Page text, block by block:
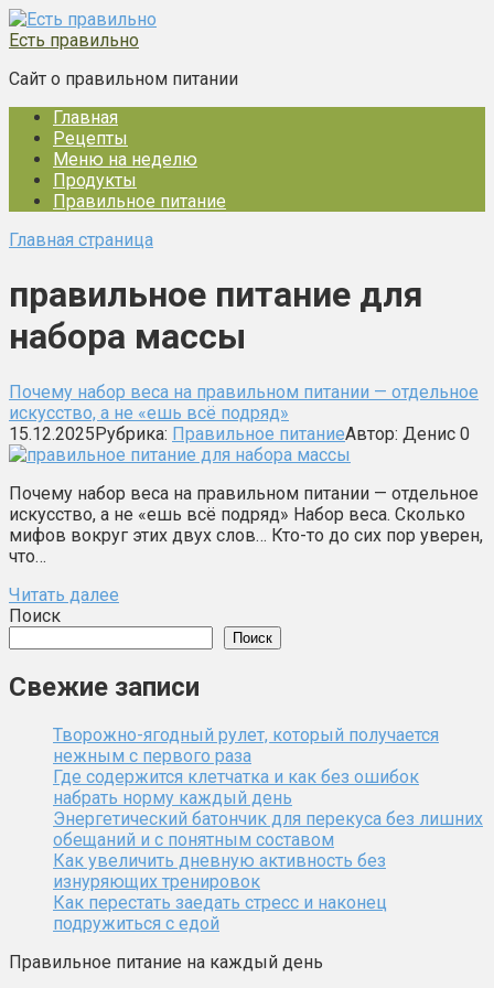
Перейти
к
Есть правильно
Сайт о правильном питании
Главная
Рецепты
Меню на неделю
Продукты
Правильное питание
Главная страница
правильное питание для
набора массы
Почему набор веса на правильном питании — отдельное
искусство, а не «ешь всё подряд»
15.12.2025Рубрика: Правильное питаниеАвтор: Денис 0
Почему набор веса на правильном питании — отдельное
искусство, а не «ешь всё подряд» Набор веса. Сколько
мифов вокруг этих двух слов… Кто-то до сих пор уверен,
что…
Читать далее
Поиск
Поиск
Свежие записи
Творожно-ягодный рулет, который получается
нежным с первого раза
Где содержится клетчатка и как без ошибок
набрать норму каждый день
Энергетический батончик для перекуса без лишних
обещаний и с понятным составом
Как увеличить дневную активность без
изнуряющих тренировок
Как перестать заедать стресс и наконец
подружиться с едой
Правильное питание на каждый день